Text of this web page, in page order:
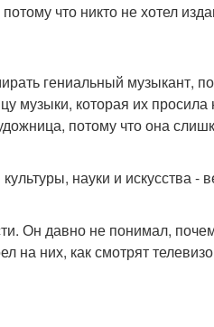
что никто не хотел
гениальный музыкант,
музыки, которая их просила
потому что она
науки и искусства -
Он давно не понимал,
на них, как смотрят